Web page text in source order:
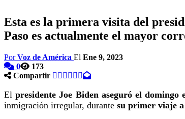
Esta es la primera visita del
Paso es actualmente el mayor
PorVoz de América El Ene 9, 2023
0
173
Compartir
Elpresidente Joe Biden aseguró el domingo
inmigración irregular, durante su primer viaje